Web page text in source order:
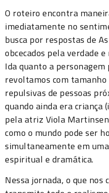
O roteiro encontra
imediatamente no
busca por respostas de
obcecados pela verdade
Ida quanto a
revoltamos com
repulsivas de pessoas
quando ainda era
pela atriz Viola
como o mundo pode ser
simultaneamente em
espiritual e dramática.
Nessa jornada, o que nos